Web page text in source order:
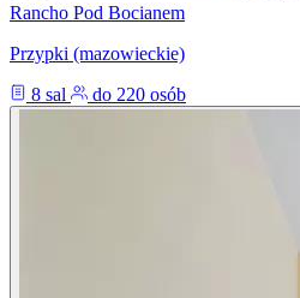
Rancho Pod Bocianem
Przypki (mazowieckie)
8 sal
do 220 osób